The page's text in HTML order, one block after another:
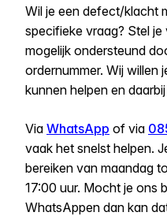
Wil je een defect/klacht
specifieke vraag? Stel
mogelijk ondersteund
ordernummer. Wij willen
kunnen helpen en
Via WhatsApp of via
vaak het snelst helpen.
bereiken van maandag
17:00 uur. Mocht je ons
WhatsAppen dan kan